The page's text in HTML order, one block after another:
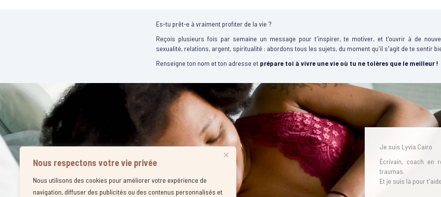
Nous respectons votre vie privée
Nous utilisons des cookies pour améliorer votre expérience de
navigation, diffuser des publicités ou des contenus personnalisés et
Es-tu prêt-e à vraiment profiter de la vie ?
Reçois plusieurs fois par semaine un message pour t'inspirer, te motiver, et t'ouvrir à de
sexualité, relations, argent, spiritualité : abordons tous les sujets, du moment qu'il s'agit de te sentir
Renseigne ton nom et ton adresse et prépare toi à vivre une vie où tu ne tolères que le meilleur !
Je suis Lyvia Cairo
Écrivain, coach en
traumas.
Et je suis là pour